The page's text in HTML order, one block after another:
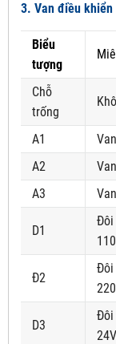
3. Van điều
Biểu
tượng
Chỗ
trống
A1
A2
A3
D1
Đôi
Đ2
Đôi
D3
Đôi
24V